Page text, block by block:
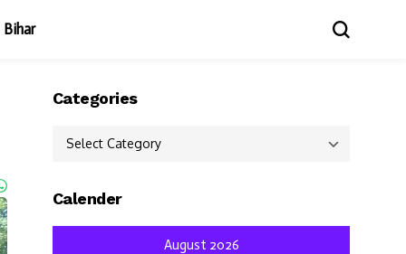
Bihar
Categories
Categories
Calender
August 2026